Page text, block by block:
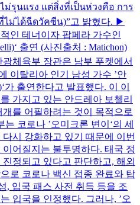
ม่รุนแรง แต่สิ่งที่เป็นห่วงคือ การ
ไม่ได้ฉีดวัคซีน)”고 밝혔다. ▶
인 테너이자 팝페라 가수인
출연 (사진출처 : Matichon)
체육부 장관은 남부 푸켓에서
이탈리아 인기 남성 가수 ’안
가 출연한다고 발표했다. 이 이
가지고 있는 안드레아 보첼리
를 어필하려는 것이 목적으로
코로나 ’오미크론 변이‘의 세
시 강화하고 있기 때문에 이번
어질지는 불투명하다. 태국 정
정되고 있다고 판단하고, 해외
로 코로나 백신 접종 완료와 탑
, 입국 패스 사전 취득 등을 조
입국을 인정했다. 그러나, ’오